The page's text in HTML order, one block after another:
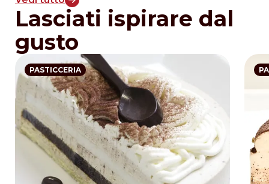
Lasciati ispirare dal
gusto
PASTICCERIA